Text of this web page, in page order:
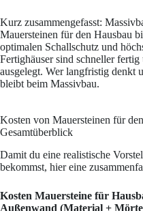
Kurz zusammengefasst:
Mauersteinen für den Hausbau
optimalen Schallschutz und
Fertighäuser sind schneller
ausgelegt. Wer langfristig denkt
bleibt beim Massivbau.
Kosten von Mauersteinen für
Gesamtüberblick
Damit du eine realistische
bekommst, hier eine
Kosten Mauersteine für
Außenwand (Material +